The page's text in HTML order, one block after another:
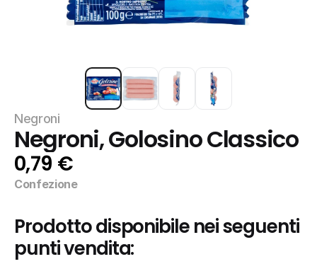
Negroni
Negroni, Golosino Classico
0,79 €
Confezione
Prodotto disponibile nei seguenti
punti vendita: